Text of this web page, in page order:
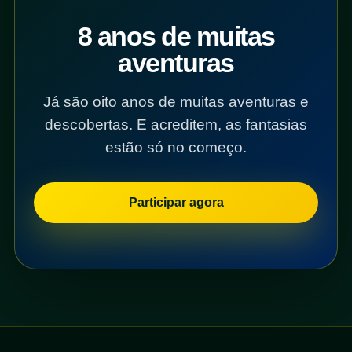
8 anos de muitas
aventuras
Já são oito anos de muitas aventuras e
descobertas. E acreditem, as fantasias
estão só no começo.
Participar agora